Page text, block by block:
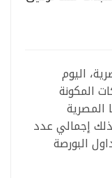
اليوم
الشركات المكونة
إجمالي عدد
البورصة